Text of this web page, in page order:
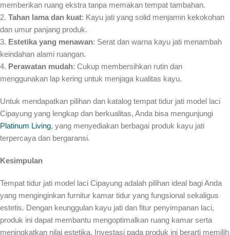
memberikan ruang ekstra tanpa memakan tempat tambahan.
2. Tahan lama dan kuat: Kayu jati yang solid menjamin kekokohan
dan umur panjang produk.
3. Estetika yang menawan: Serat dan warna kayu jati menambah
keindahan alami ruangan.
4. Perawatan mudah: Cukup membersihkan rutin dan
menggunakan lap kering untuk menjaga kualitas kayu.
Untuk mendapatkan pilihan dan katalog tempat tidur jati model laci
Cipayung yang lengkap dan berkualitas, Anda bisa mengunjungi
Platinum Living, yang menyediakan berbagai produk kayu jati
terpercaya dan bergaransi.
Kesimpulan
Tempat tidur jati model laci Cipayung adalah pilihan ideal bagi Anda
yang menginginkan furnitur kamar tidur yang fungsional sekaligus
estetis. Dengan keunggulan kayu jati dan fitur penyimpanan laci,
produk ini dapat membantu mengoptimalkan ruang kamar serta
meningkatkan nilai estetika. Investasi pada produk ini berarti memilih